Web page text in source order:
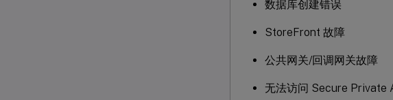
数据库创建错误
StoreFront 故障
公共网关/回调网关故障
无法访问 Secure Private